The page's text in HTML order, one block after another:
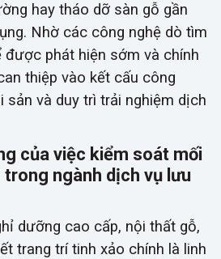
hay tháo dỡ sàn gỗ gần
Nhờ các công nghệ dò tìm
được phát hiện sớm và chính
thiệp vào kết cấu công
sản và duy trì trải nghiệm dịch
của việc kiểm soát mối
trong ngành dịch vụ lưu
dưỡng cao cấp, nội thất gỗ,
trang trí tinh xảo chính là linh